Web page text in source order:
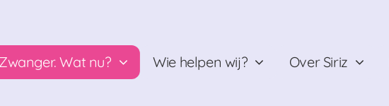
Zwanger. Wat nu? Wie helpen wij? Over Siriz